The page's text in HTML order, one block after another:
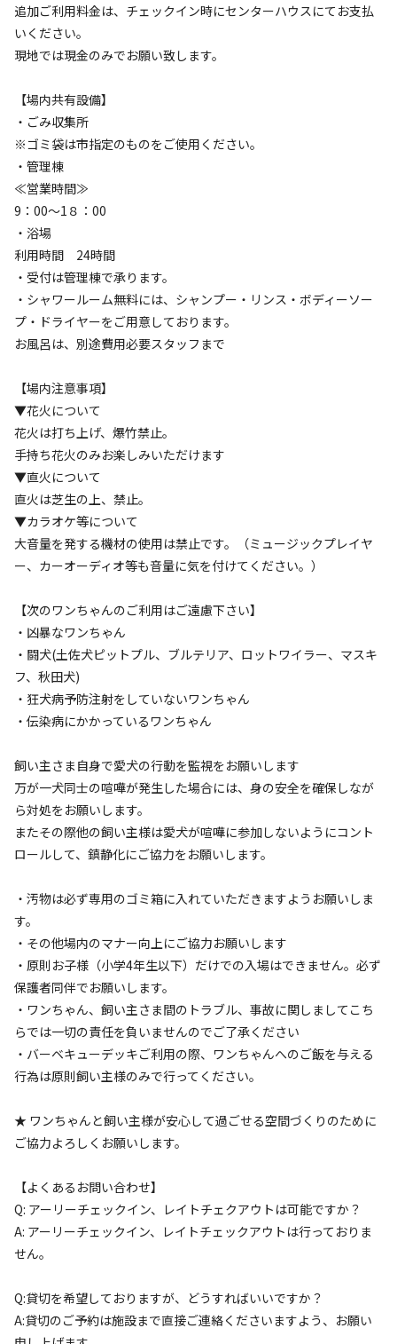
追加ご利用料金は、チェックイン時にセンターハウスにてお支払
いください。
現地では現金のみでお願い致します。
【場内共有設備】
・ごみ収集所
※ゴミ袋は市指定のものをご使用ください。
・管理棟
≪営業時間≫
9：00～1８：00
・浴場
利用時間 24時間
・受付は管理棟で承ります。
・シャワールーム無料には、シャンプー・リンス・ボディーソー
プ・ドライヤーをご用意しております。
お風呂は、別途費用必要スタッフまで
【場内注意事項】
▼花火について
花火は打ち上げ、爆竹禁止。
手持ち花火のみお楽しみいただけます
▼直火について
直火は芝生の上、禁止。
▼カラオケ等について
大音量を発する機材の使用は禁止です。（ミュージックプレイヤ
ー、カーオーディオ等も音量に気を付けてください。）
【次のワンちゃんのご利用はご遠慮下さい】
・凶暴なワンちゃん
・闘犬(土佐犬ピットプル、ブルテリア、ロットワイラー、マスキ
フ、秋田犬)
・狂犬病予防注射をしていないワンちゃん
・伝染病にかかっているワンちゃん
飼い主さま自身で愛犬の行動を監視をお願いします
万が一犬同士の喧嘩が発生した場合には、身の安全を確保しなが
ら対処をお願いします。
またその際他の飼い主様は愛犬が喧嘩に参加しないようにコント
ロールして、鎮静化にご協力をお願いします。
・汚物は必ず専用のゴミ箱に入れていただきますようお願いしま
す。
・その他場内のマナー向上にご協力お願いします
・原則お子様（小学4年生以下）だけでの入場はできません。必ず
保護者同伴でお願いします。
・ワンちゃん、飼い主さま間のトラブル、事故に関しましてこち
らでは一切の責任を負いませんのでご了承ください
・バーベキューデッキご利用の際、ワンちゃんへのご飯を与える
行為は原則飼い主様のみで行ってください。
★ ワンちゃんと飼い主様が安心して過ごせる空間づくりのために
ご協力よろしくお願いします。
【よくあるお問い合わせ】
Q: アーリーチェックイン、レイトチェクアウトは可能ですか？
A: アーリーチェックイン、レイトチェックアウトは行っておりま
せん。
Q:貸切を希望しておりますが、どうすればいいですか？
A:貸切のご予約は施設まで直接ご連絡くださいますよう、お願い
3.8
アクセス
3.8
クチコミ（
キャンペーン
キャンプ場からのお知らせ
2025.1.4更新
チェックイン2時チェックアウト11時
祝日前ハイシーズンはチェックイン14時
チェックアウト11時
キャンプ場利用の際
2頭目以降1頭につき1,000円（ゲストハウス、ログハウスの
キャンプサイトご利用の方
車2台目以降1台付き2000円かかります
予約の際備考欄に記載の上
レンタルご希望の方も備考欄に記載の上
現地にて現金でお支払いお願いします
わんちゃんのびのびサイト、ヒルズの森サイト、ドッグラン
下サイト
こちらはテント1張り当たりの価格になります
複数のテント張りをご予定の方はテントの数の分予約を重ね
てお取りいただきますようお願い致します
キャンプ場ご利用の方はドッグラン無料でお使いいただけま
いかなる場合（天候不良、台風など）でもキャンセル料が発
生した場合の返金は対応致しかねますので予めご了承くださ
い
す